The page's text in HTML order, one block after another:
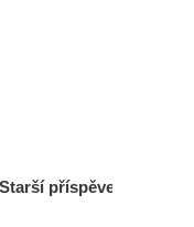
Starší příspěvek